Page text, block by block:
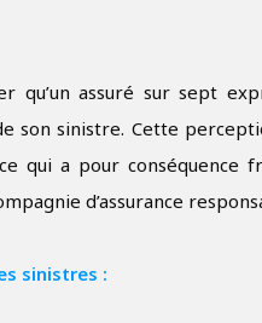
qu’un assuré sur sept
son sinistre. Cette
qui a pour conséquence
d’assurance
sinistres :